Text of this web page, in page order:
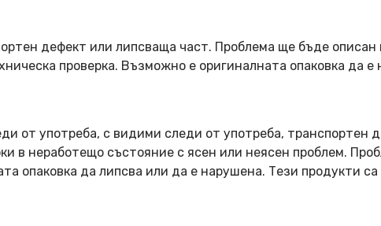
дефект или липсваща част. Проблема ще бъде
проверка. Възможно е оригиналната опаковка да е
от употреба, с видими следи от употреба, транспортен
в неработещо състояние с ясен или неясен проблем.
опаковка да липсва или да е нарушена. Тези продукти